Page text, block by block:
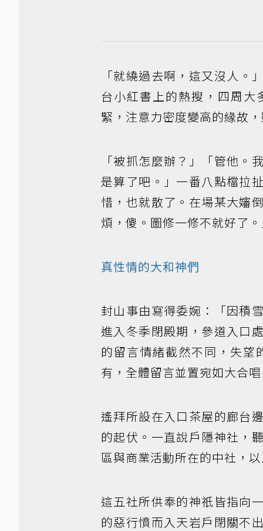
「就繞過去啊，這又沒人
台小紅書上的熱搜，四周
緊，注意力密度變高的緣故
「被抓怎麼辦？」「管他
是算了吧。」一番八點檔拉
惜，也就散了。在場某大嬸
煩，傻。圖修一修不就好了
真性情的大和神們
封山事由寫得委婉：「因積
進入冬季閉殿期，參道入口
的留言情緒截然不同，失
有，全體留言並置宛如大合
遙拜所設在入口茶屋的廊台
的起伏。一直說戶隱神社，
區與商業活動所在的中社，
這五社所供奉的神祇皆指向
的惡行憤而入天岩戶閉關不